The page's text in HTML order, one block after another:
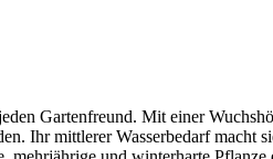
Gartenfreund. Mit einer
Ihr mittlerer Wasserbedarf macht